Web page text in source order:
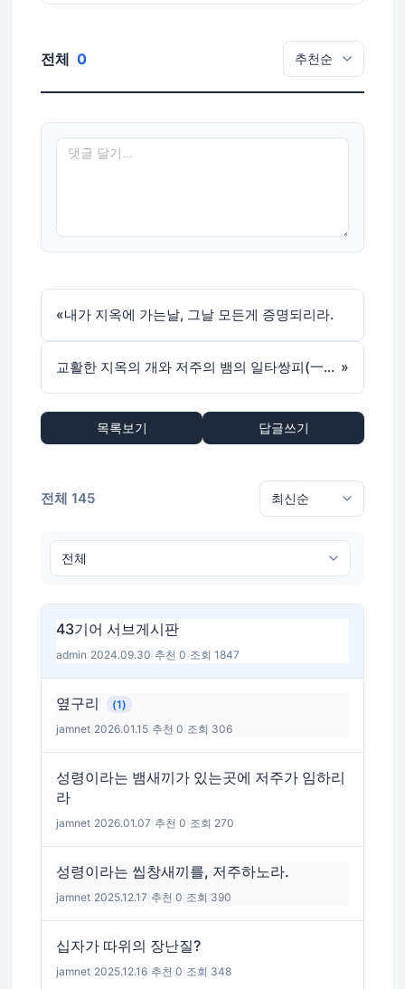
전체 0
«내가 지옥에 가는날, 그날 모든게 증명되리라.
교활한 지옥의 개와 저주의 뱀의 일타쌍피(一打雙皮) »
목록보기 답글쓰기
전체 145
43기어 서브게시판
admin 2024.09.30 추천 0 조회 1847
옆구리
(1)
jamnet 2026.01.15 추천 0 조회 306
성령이라는 뱀새끼가 있는곳에 저주가 임하리
라
jamnet 2026.01.07 추천 0 조회 270
성령이라는 씹창새끼를, 저주하노라.
jamnet 2025.12.17 추천 0 조회 390
십자가 따위의 장난질?
jamnet 2025.12.16 추천 0 조회 348